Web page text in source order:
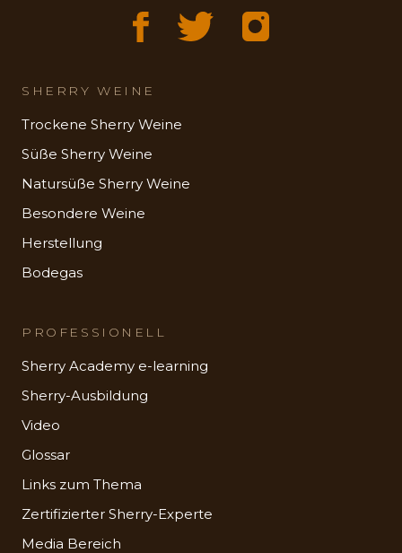
SHERRY WEINE
Trockene Sherry Weine
Süße Sherry Weine
Natursüße Sherry Weine
Besondere Weine
Herstellung
Bodegas
PROFESSIONELL
Sherry Academy e-learning
Sherry-Ausbildung
Video
Glossar
Links zum Thema
Zertifizierter Sherry-Experte
Media Bereich